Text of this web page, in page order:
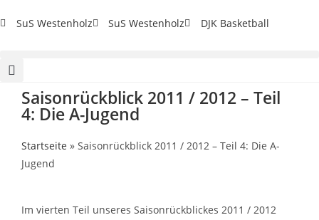
SuS Westenholz SuS Westenholz DJK Basketball
Saisonrückblick 2011 / 2012 – Teil
4: Die A-Jugend
Startseite » Saisonrückblick 2011 / 2012 – Teil 4: Die A-
Jugend
Im vierten Teil unseres Saisonrückblickes 2011 / 2012